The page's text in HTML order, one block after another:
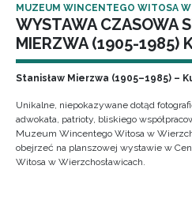
MUZEUM WINCENTEGO WITOSA
WYSTAWA CZASOWA
MIERZWA (1905-1985)
Stanisław Mierzwa (1905–1985) –
Unikalne, niepokazywane dotąd
adwokata, patrioty, bliskiego
Muzeum Wincentego Witosa w
obejrzeć na planszowej wystawie w
Witosa w Wierzchosławicach.